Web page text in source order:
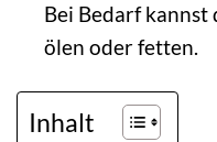
Bei Bedarf kannst
ölen oder fetten.
Inhalt